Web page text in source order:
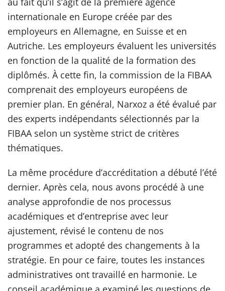
internationale en Europe créée par des
employeurs en Allemagne, en Suisse et en
Autriche. Les employeurs évaluent les universités
en fonction de la qualité de la formation des
diplômés. À cette fin, la commission de la FIBAA
comprenait des employeurs européens de
premier plan. En général, Narxoz a été évalué par
des experts indépendants sélectionnés par la
FIBAA selon un système strict de critères
thématiques.
La même procédure d’accréditation a débuté l’été
dernier. Après cela, nous avons procédé à une
analyse approfondie de nos processus
académiques et d’entreprise avec leur
ajustement, révisé le contenu de nos
programmes et adopté des changements à la
stratégie. En pour ce faire, toutes les instances
administratives ont travaillé en harmonie. Le